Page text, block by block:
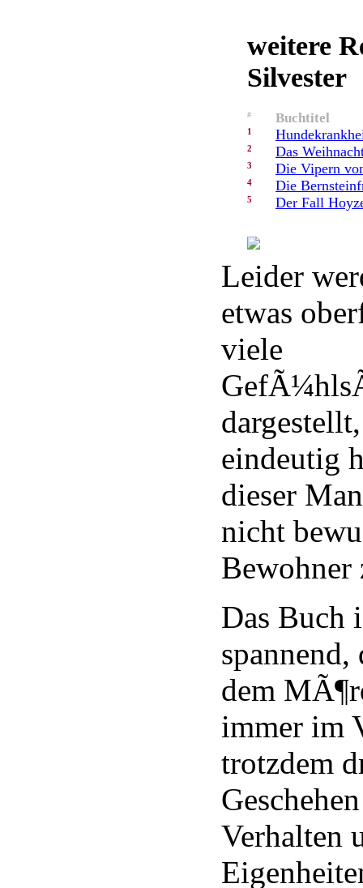
weitere
Silvester
# Buchtitel
1
2 Das
3 Die Vipern
4 Die
5 Der Fall
Leider
etwas
viele
eindeutig
dieser
nicht
Bewohner
Das Buch
spannend,
dem
immer im
trotzdem
Verhalten